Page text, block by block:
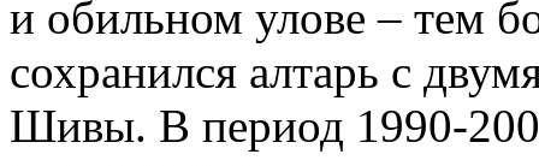
и обильном улове – тем
сохранился алтарь с
Шивы. В период 1990-